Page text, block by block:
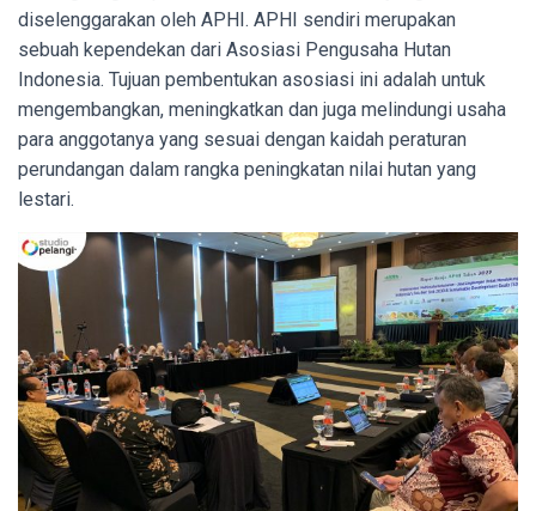
diselenggarakan oleh APHI. APHI sendiri merupakan
sebuah kependekan dari Asosiasi Pengusaha Hutan
Indonesia. Tujuan pembentukan asosiasi ini adalah untuk
mengembangkan, meningkatkan dan juga melindungi usaha
para anggotanya yang sesuai dengan kaidah peraturan
perundangan dalam rangka peningkatan nilai hutan yang
lestari.